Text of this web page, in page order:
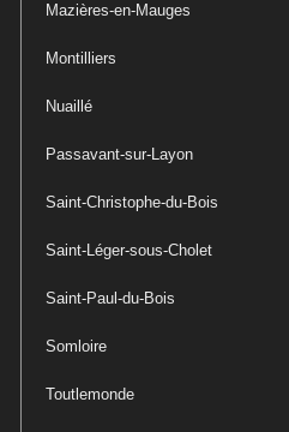
Mazières-en-Mauges
Montilliers
Nuaillé
Passavant-sur-Layon
Saint-Christophe-du-Bois
Saint-Léger-sous-Cholet
Saint-Paul-du-Bois
Somloire
Toutlemonde